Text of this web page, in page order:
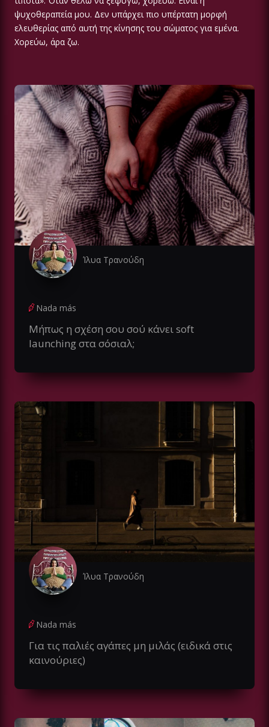
ψυχοθεραπεία μου. Δεν υπάρχει πιο υπέρτατη μορφή
ελευθερίας από αυτή της κίνησης του σώματος για εμένα.
Χορεύω, άρα ζω.
Ίλυα Τρανούδη
Nada más
Μήπως η σχέση σου σού κάνει soft
launching στα σόσιαλ;
Ίλυα Τρανούδη
Nada más
Για τις παλιές αγάπες μη μιλάς (ειδικά στις
καινούριες)